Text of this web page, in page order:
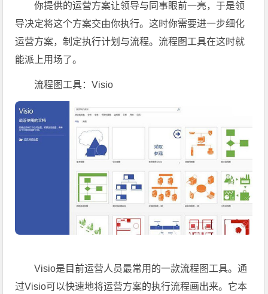
你提供的运营方案让领导与同事眼前一亮，于是领
导决定将这个方案交由你执行。这时你需要进一步细化
运营方案，制定执行计划与流程。流程图工具在这时就
能派上用场了。
流程图工具：Visio
Visio是目前运营人员最常用的一款流程图工具。通
过Visio可以快速地将运营方案的执行流程画出来。它本